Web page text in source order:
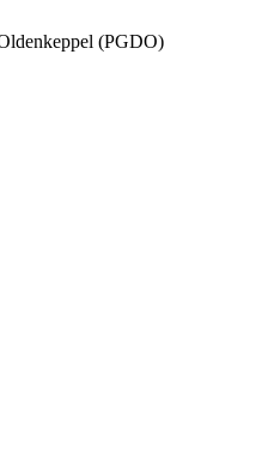
(PGDO)